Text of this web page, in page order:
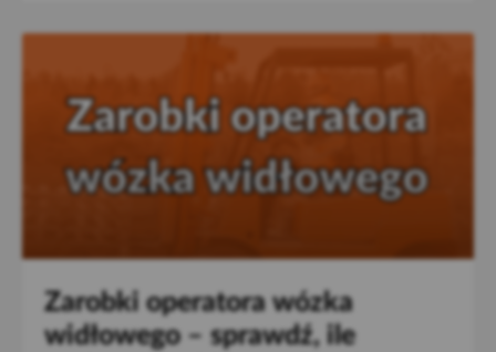
Zarobki operatora wózka
widłowego – sprawdź, ile